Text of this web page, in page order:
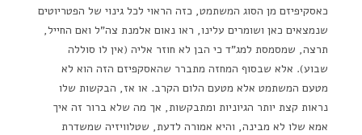
כאסקיפיזם מן הסוג המשתמט, כזה הראוי לכל גינוי של הפטריוטים
שנמצאים כאן ושומרים עלינו, ראו נאום אלמנת צה"ל ואם החייל,
תרצה, שמסמסת למג"ד כי הבן לא חוזר אליה (אין לו סוללה
שבוע). אלא שבסוף המחזה מתברר שהאסקפיזם הזה הוא לא
מטעם המשתמט אלא מטעם הלום הקרב. או אז, הבקשות שלו
נראות קצת יותר הגיוניות ומתבקשות, אך מה שלא ברור זה איך
אמא שלו לא מבינה, והיא אמורה לדעת, שטלוויזיה שמשדרת